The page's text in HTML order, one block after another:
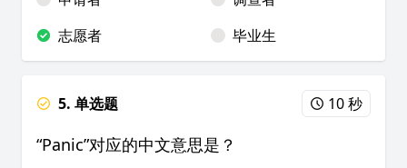
志愿者
毕业生
5. 单选题 10 秒
“Panic”对应的中文意思是？